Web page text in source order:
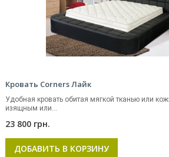
Кровать Corners Лайк
Удобная кровать обитая мягкой тканью или
изящным или...
23 800 грн.
ДОБАВИТЬ В КОРЗИНУ